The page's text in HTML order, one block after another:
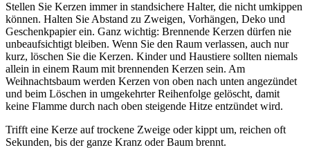
Stellen Sie Kerzen immer in standsichere Halter, die nicht umkippen
können. Halten Sie Abstand zu Zweigen, Vorhängen, Deko und
Geschenkpapier ein. Ganz wichtig: Brennende Kerzen dürfen nie
unbeaufsichtigt bleiben. Wenn Sie den Raum verlassen, auch nur
kurz, löschen Sie die Kerzen. Kinder und Haustiere sollten niemals
allein in einem Raum mit brennenden Kerzen sein. Am
Weihnachtsbaum werden Kerzen von oben nach unten angezündet
und beim Löschen in umgekehrter Reihenfolge gelöscht, damit
keine Flamme durch nach oben steigende Hitze entzündet wird.
Trifft eine Kerze auf trockene Zweige oder kippt um, reichen oft
Sekunden, bis der ganze Kranz oder Baum brennt.